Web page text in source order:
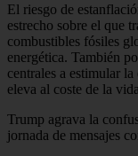
El riesgo de
estrecho sobre el que
combustibles fósiles
energética. También
centrales a estimular
eleva al coste de la
Trump agrava la
jornada de mensajes